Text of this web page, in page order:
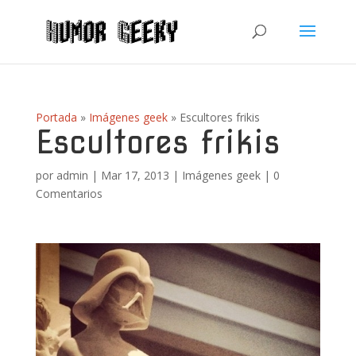
Portada » Imágenes geek» Escultores frikis
Escultores frikis
por admin | Mar 17, 2013 | Imágenes geek| 0
Comentarios